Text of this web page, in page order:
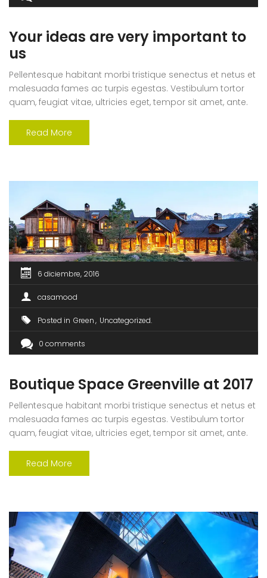
Your ideas are very important to
us
Pellentesque habitant morbi tristique senectus et netus et
malesuada fames ac turpis egestas. Vestibulum tortor
quam, feugiat vitae, ultricies eget, tempor sit amet, ante.
ultricies mi vitae est. Mauris placerat eleifend leo. Quisque
sit amet est et sapien ullamcorper pharetra. Vestibulum
Read More
6 diciembre, 2016
casamood
Posted in Green Uncategorized
0 comments
Boutique Space Greenville at 2017
Pellentesque habitant morbi tristique senectus et netus et
malesuada fames ac turpis egestas. Vestibulum tortor
quam, feugiat vitae, ultricies eget, tempor sit amet, ante.
ultricies mi vitae est. Mauris placerat eleifend leo. Quisque
sit amet est et sapien ullamcorper pharetra. Vestibulum
Read More